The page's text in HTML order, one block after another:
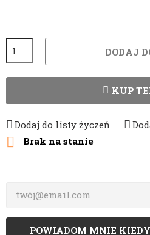
DODAJ
KUP
Dodaj do listy życzeń
 Brak na stanie
POWIADOM MNIE